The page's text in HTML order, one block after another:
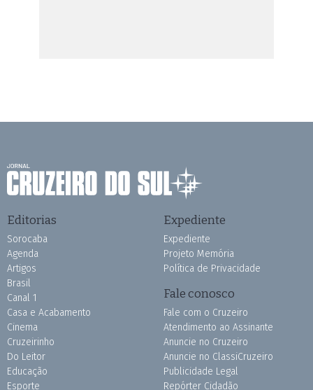
Editorias
Sorocaba
Agenda
Artigos
Brasil
Canal 1
Casa e Acabamento
Cinema
Cruzeirinho
Do Leitor
Educação
Esporte
Expediente
Expediente
Projeto Memória
Política de Privacidade
Fale conosco
Fale com o Cruzeiro
Atendimento ao Assinante
Anuncie no Cruzeiro
Anuncie no ClassiCruzeiro
Publicidade Legal
Repórter Cidadão